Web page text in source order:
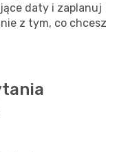
daty i zaplanuj
z tym, co chcesz